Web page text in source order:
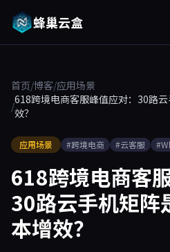
蜂巢云盒
首页/博客/应用场景
/618跨境电商客服峰值应对：30路
效？
应用场景 #跨境电商 #云客服
618跨境电商客
30路云手机矩阵
本增效？